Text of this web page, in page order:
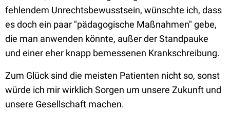
fehlendem Unrechtsbewusstsein, wünschte ich, dass
es doch ein paar "pädagogische Maßnahmen" gebe,
die man anwenden könnte, außer der Standpauke
und einer eher knapp bemessenen Krankschreibung.
Zum Glück sind die meisten Patienten nicht so, sonst
würde ich mir wirklich Sorgen um unsere Zukunft und
unsere Gesellschaft machen.